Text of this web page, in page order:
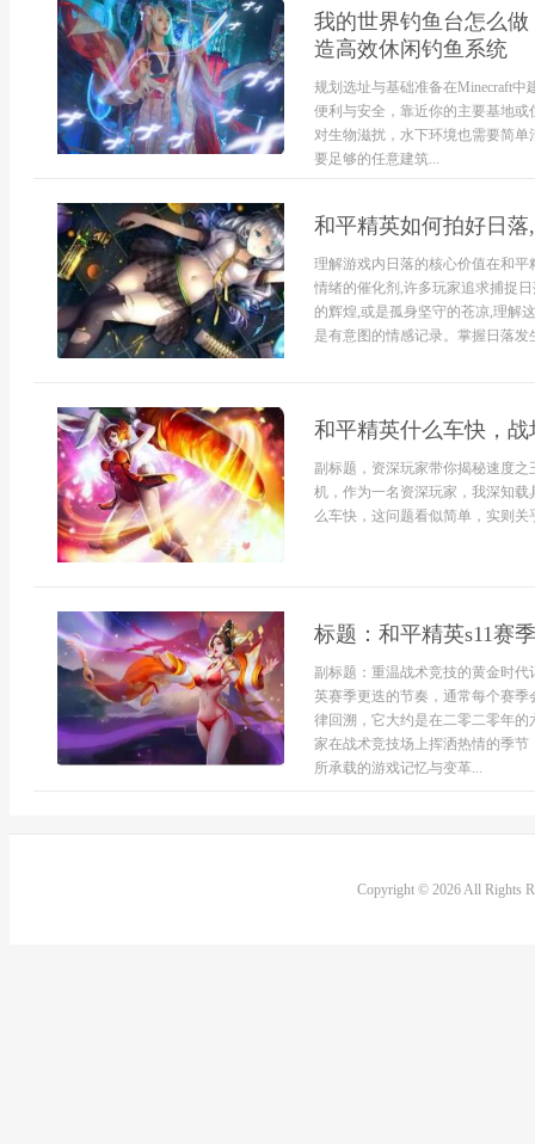
我的世界钓鱼台怎么
造高效休闲钓鱼系统
规划选址与基础准备在Minecraft
便利与安全，靠近你的主要基地
对生物滋扰，水下环境也需要简
要足够的任意建筑...
和平精英如何拍好日
理解游戏内日落的核心价值在和
情绪的催化剂,许多玩家追求捕捉
的辉煌,或是孤身坚守的苍凉,理解
是有意图的情感记录。掌握日落
和平精英什么车快，
副标题，资深玩家带你揭秘速度
机，作为一名资深玩家，我深知
么车快，这问题看似简单，实则
标题：和平精英s11赛
副标题：重温战术竞技的黄金时
英赛季更迭的节奏，通常每个赛
律回溯，它大约是在二零二零年
家在战术竞技场上挥洒热情的季
所承载的游戏记忆与变革...
Copyright © 2026 All Rights